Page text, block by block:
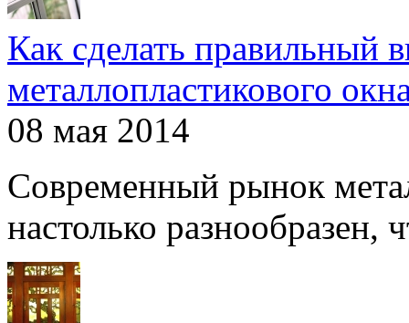
Как сделать правильный
металлопластикового
08 мая 2014
Современный рынок
настолько разнообразен,